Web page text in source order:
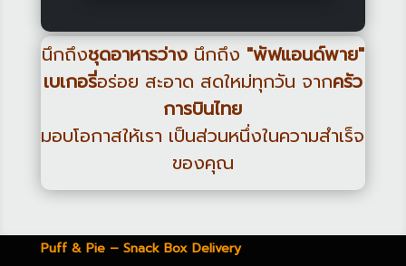
นึกถึงชุดอาหารว่างนึกถึง "พัฟแอนด์พาย"
เบเกอรี่อร่อย สะอาด สดใหม่ทุกวัน จากครัว
การบินไทย
มอบโอกาสให้เรา เป็นส่วนหนึ่งในความสำเร็จ
ของคุณ
Puff & Pie – Snack Box Delivery